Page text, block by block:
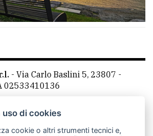
- Via Carlo Baslini 5, 23807 -
02533410136
CasateOnline
RSS
uso di cookies
cookie o altri strumenti tecnici e,